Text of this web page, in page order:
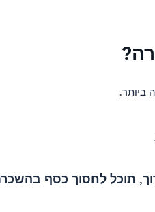
ביותר.
תוכל לחסוך כסף